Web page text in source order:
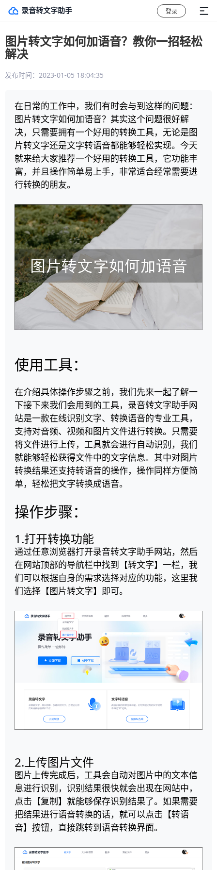
录音转文字助手 登录
图片转文字如何加语音？教你一招轻松
解决
发布时间：2023-01-05 18:04:35
在日常的工作中，我们有时会与到这样的问题：
图片转文字如何加语音？其实这个问题很好解
决，只需要拥有一个好用的转换工具，无论是图
片转文字还是文字转语音都能够轻松实现。今天
就来给大家推荐一个好用的转换工具，它功能丰
富，并且操作简单易上手，非常适合经常需要进
行转换的朋友。
使用工具：
在介绍具体操作步骤之前，我们先来一起了解一
下接下来我们会用到的工具，录音转文字助手网
站是一款在线识别文字、转换语音的专业工具，
支持对音频、视频和图片文件进行转换。只需要
将文件进行上传，工具就会进行自动识别，我们
就能够轻松获得文件中的文字信息。其中对图片
转换结果还支持转语音的操作，操作同样方便简
单，轻松把文字转换成语音。
操作步骤：
1.打开转换功能
通过任意浏览器打开录音转文字助手网站，然后
在网站顶部的导航栏中找到【转文字】一栏，我
们可以根据自身的需求选择对应的功能，这里我
们选择【图片转文字】即可。
2.上传图片文件
图片上传完成后，工具会自动对图片中的文本信
息进行识别，识别结果很快就会出现在网站中，
点击【复制】就能够保存识别结果了。如果需要
把结果进行语音转换的话，就可以点击【转语
音】按钮，直接跳转到语音转换界面。